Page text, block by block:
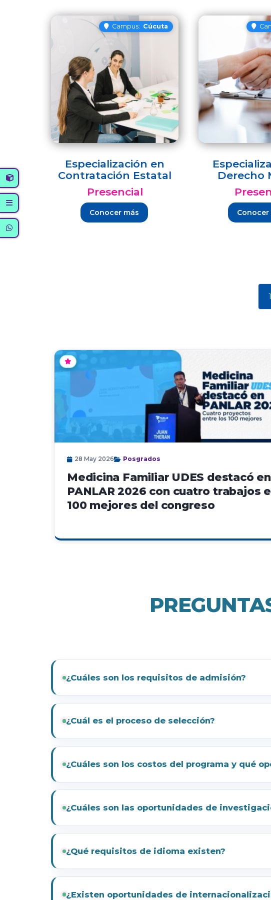
Campus: Cúcuta
Especialización en
Contratación Estatal
Presencial
Conocer más
Derecho
Conocer
1
28 May 2026 Posgrados
Medicina Familiar UDES destacó en
PANLAR 2026 con cuatro trabajos
100 mejores del congreso
¿Cuáles son los requisitos de admisión?
¿Cuál es el proceso de selección?
¿Cuáles son los costos del programa y qué
¿Cuáles son las oportunidades de
¿Qué requisitos de idioma existen?
¿Existen oportunidades de